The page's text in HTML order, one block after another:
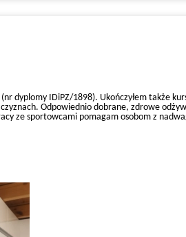
dyplomy IDiPZ/1898). Ukończyłem także
Odpowiednio dobrane, zdrowe
ze sportowcami pomagam osobom z